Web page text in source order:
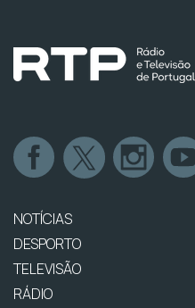
NOTÍCIAS
DESPORTO
TELEVISÃO
RÁDIO